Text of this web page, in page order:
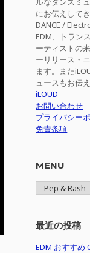
にお伝えして
DANCE /
EDM、トラン
ーティストの
ーリリース・
ます。また
ュースもお伝
iLOUD
お問い合わせ
プライバシー
免責条項
MENU
MENU
最近の投稿
EDM おすすめ